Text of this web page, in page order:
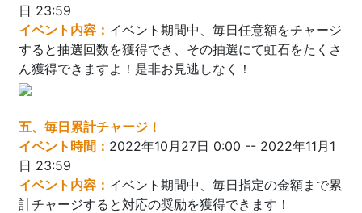
日 23:59
イベント内容： イベント期間中、毎日任意額をチャージ
すると抽選回数を獲得でき、その抽選にて虹石をたくさ
ん獲得できますよ！是非お見逃しなく！
五、毎日累計チャージ！
イベント時間： 2022年10月27日 0:00 -- 2022年11月1
日 23:59
イベント内容： イベント期間中、毎日指定の金額まで累
計チャージすると対応の奨励を獲得できます！